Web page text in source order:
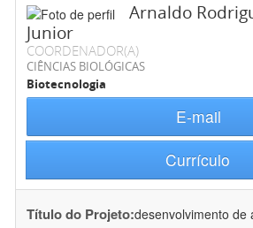
Arnaldo
Junior
COORDENADOR(A)
CIÊNCIAS BIOLÓGICAS
Biotecnologia
E-mail
Currículo
Título do Projeto:desenvolvimento de